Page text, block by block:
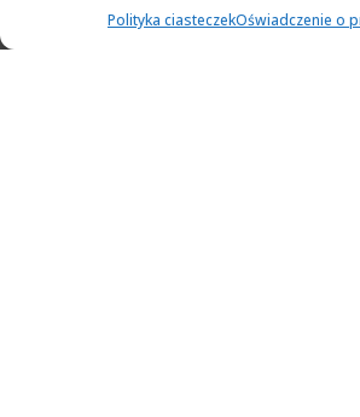
Polityka ciasteczekOświadczenie o
Menu